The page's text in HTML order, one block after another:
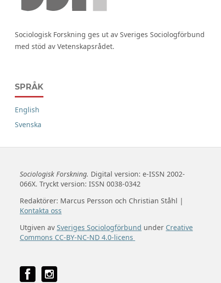
Sociologisk Forskning ges ut av Sveriges Sociologförbund
med stöd av Vetenskapsrådet.
SPRÅK
English
Svenska
Sociologisk Forskning. Digital version: e-ISSN 2002-
066X. Tryckt version: ISSN 0038-0342
Redaktörer: Marcus Persson och Christian Ståhl |
Kontakta oss
Utgiven av Sveriges Sociologförbund under Creative
Commons CC-BY-NC-ND 4.0-licens